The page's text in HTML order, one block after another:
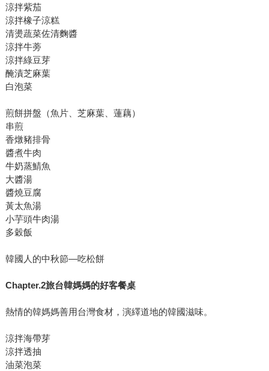
涼拌紫茄
涼拌橡子涼糕
清燙蔬菜佐清麴醬
涼拌牛蒡
涼拌綠豆芽
醃漬芝麻葉
白泡菜
煎餅拼盤（魚片、芝麻葉、蓮藕）
串煎
香燉豬排骨
醬煮牛肉
牛奶蒸鯖魚
大醬湯
醬燒豆腐
黃太魚湯
小芋頭牛肉湯
多穀飯
韓國人的中秋節—吃松餅
Chapter.2旅台韓媽媽的好客餐桌
熱情的韓媽媽善用台灣食材，演繹道地的韓國滋味。
涼拌海帶芽
涼拌透抽
油菜泡菜